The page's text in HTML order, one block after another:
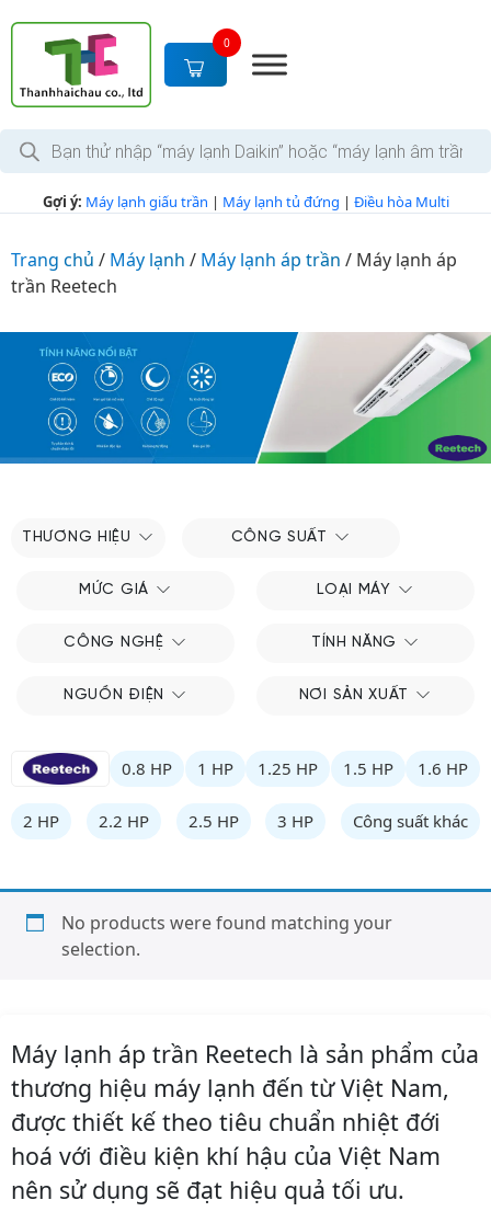
c
t
0
T
m
i
h
Gợi ý: Máy lạnh giấu trần | Máy lạnh tủ đứng | Điều hòa Multi
Trang chủ / Máy lạnh / Máy lạnh áp trần / Máy lạnh áp
trần Reetech
THƯƠNG HIỆU CÔNG SUẤT
MỨC GIÁ LOẠI MÁY
CÔNG NGHỆ TÍNH NĂNG
NGUỒN ĐIỆN NƠI SẢN XUẤT
0.8 HP 1 HP 1.25 HP 1.5 HP 1.6 HP
2 HP 2.2 HP 2.5 HP 3 HP Công suất khác
No products were found matching your
selection.
Máy lạnh áp trần Reetech là sản phẩm của
thương hiệu máy lạnh đến từ Việt Nam,
được thiết kế theo tiêu chuẩn nhiệt đới
hoá với điều kiện khí hậu của Việt Nam
nên sử dụng sẽ đạt hiệu quả tối ưu.